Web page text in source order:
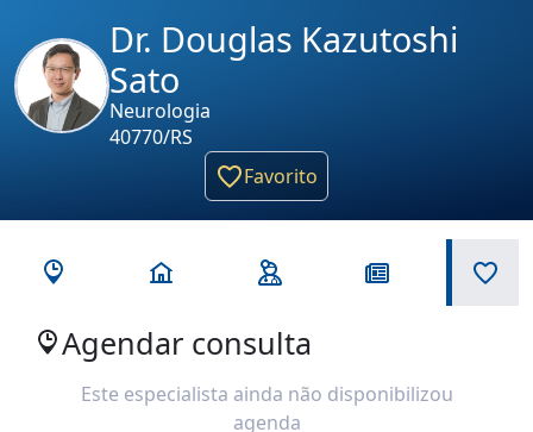
Dr. Douglas Kazutoshi
Sato
Neurologia
40770/RS
Favorito
Agendar consulta